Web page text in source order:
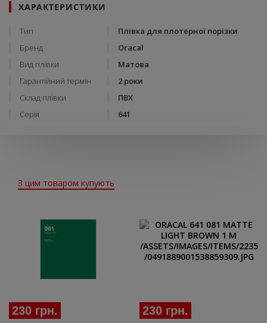
ХАРАКТЕРИСТИКИ
Тип
Плівка для плотерної порізки
Бренд
Oracal
Вид плівки
Матова
Гарантійний термін
2 роки
Склад плівки
ПВХ
Серія
641
З цим товаром купують
230 грн. 230 грн.